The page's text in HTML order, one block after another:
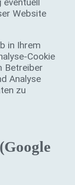
Website
in Ihrem
Cookie
Betreiber
Analyse
zu